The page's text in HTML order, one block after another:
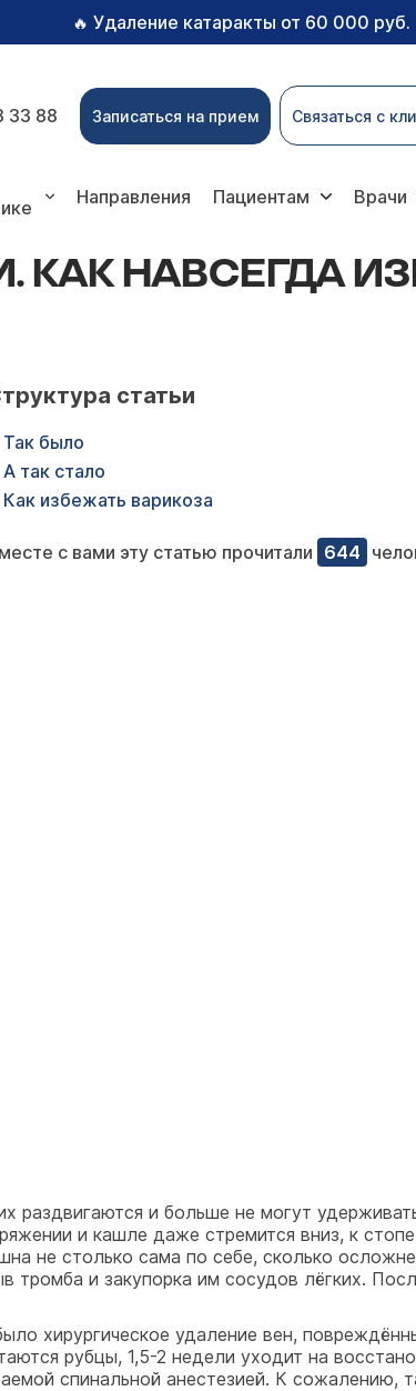
🔥 Удаление катаракты от 60 000 руб.
33 88 Записаться на прием Связаться с
Направления Пациентам Врачи
НАВСЕГДА
статьи
Так было
А так стало
Как избежать варикоза
с вами эту статью прочитали 644
раздвигаются и больше не могут
и кашле даже стремится вниз, к
не столько сама по себе, сколько
тромба и закупорка им сосудов лёгких.
хирургическое удаление вен,
рубцы, 1,5-2 недели уходит на
спинальной анестезией. К сожалению,